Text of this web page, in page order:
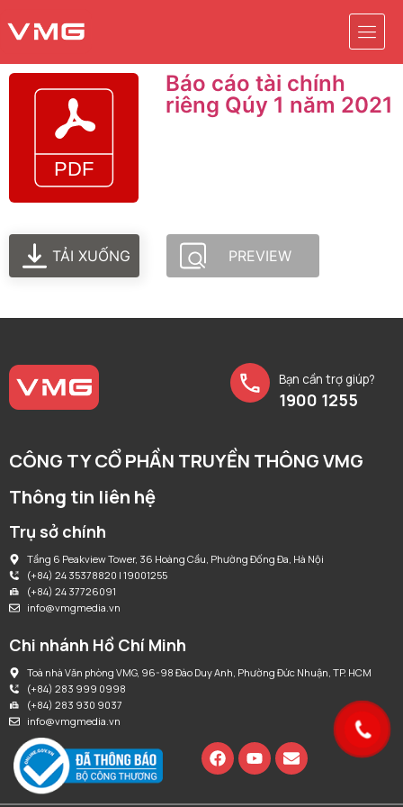
Báo cáo tài chính
riêng Qúy 1 năm 2021
TẢI XUỐNG PREVIEW
Bạn cần trợ giúp?
1900 1255
CÔNG TY CỔ PHẦN TRUYỀN THÔNG VMG
Thông tin liên hệ
Trụ sở chính
Tầng 6 Peakview Tower, 36 Hoàng Cầu, Phường Đống Đa, Hà Nội
(+84) 24 35378820 | 19001255
(+84) 24 37726091
info@vmgmedia.vn
Chi nhánh Hồ Chí Minh
Toà nhà Văn phòng VMG, 96-98 Đào Duy Anh, Phường Đức Nhuận, TP. HCM
(+84) 283 999 0998
(+84) 283 930 9037
info@vmgmedia.vn